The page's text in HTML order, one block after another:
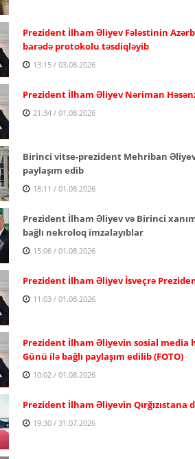
Prezident İlham Əliyev Fələstinin
barədə protokolu təsdiqləyib
13:15 / 03.08.2026
Prezident İlham Əliyev Nəriman
21:34 / 01.08.2026
Birinci vitse-prezident Mehriban
paylaşım edib
18:11 / 01.08.2026
Prezident İlham Əliyev və Birinci
bağlı nekroloq imzalayıblar
15:06 / 01.08.2026
Prezident İlham Əliyev İsveçrə
11:03 / 01.08.2026
Prezident İlham Əliyevin sosial media
Günü ilə bağlı paylaşım edilib (FOTO)
10:02 / 01.08.2026
Prezident İlham Əliyevin Qırğızıstana
19:30 / 31.07.2026